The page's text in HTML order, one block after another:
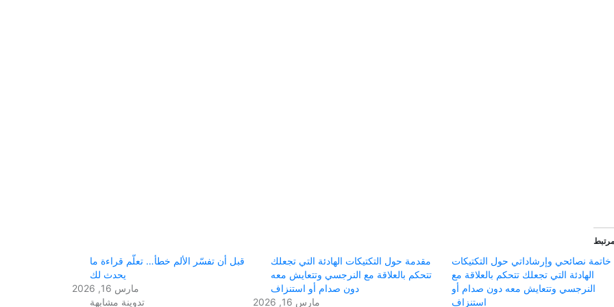
مرتبط
خاتمة نصائحي وإرشاداتي حول التكتيكات
الهادئة التي تجعلك تتحكم بالعلاقة مع
النرجسي وتتعايش معه دون صدام أو
استنزاف
مقدمة حول التكتيكات الهادئة التي تجعلك
تتحكم بالعلاقة مع النرجسي وتتعايش معه
دون صدام أو استنزاف
مارس 16, 2026
قبل أن تفسّر الألم خطأ… تعلّم قراءة ما
يحدث لك
مارس 16, 2026
تدوينة مشابهة